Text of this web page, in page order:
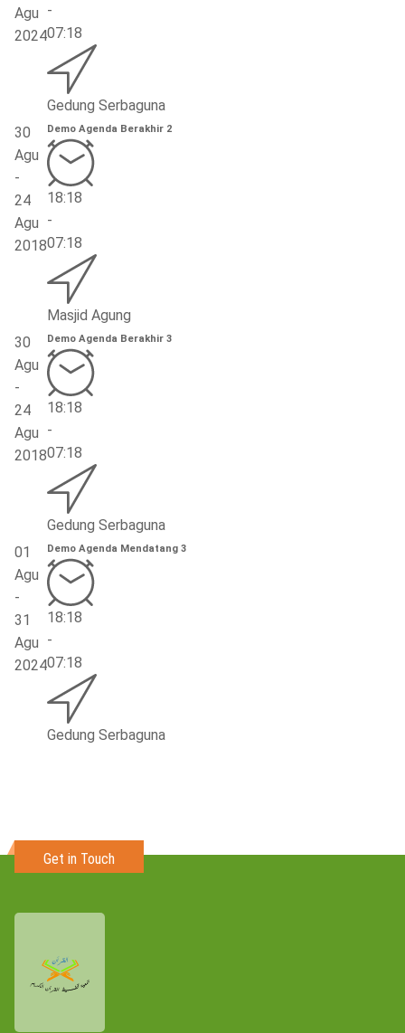
Agu
2024
-
07:18
Gedung Serbaguna
30
Agu
-
24
Agu
2018
Demo Agenda Berakhir 2
18:18
-
07:18
Masjid Agung
30
Agu
-
24
Agu
2018
Demo Agenda Berakhir 3
18:18
-
07:18
Gedung Serbaguna
01
Agu
-
31
Agu
2024
Demo Agenda Mendatang 3
18:18
-
07:18
Gedung Serbaguna
Get in Touch